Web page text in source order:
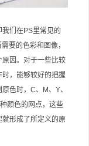
们在PS里常见的
要的色彩和图像，
因。对于一些比较
，能够较好的把握
色时，C、M、Y、
颜色的网点，这些
形成了所定义的原